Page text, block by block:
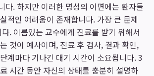
다. 하지만 이러한 명성의 이면에는 환자들
적인 어려움이 존재합니다. 가장 큰 문제
. 이름있는 교수에게 진료를 받기 위해서
것이 예사이며, 진료 후 검사, 결과 확인,
계마다 기나긴 대기 시간이 소요됩니다. 3
시간 동안 자신의 상태를 충분히 설명하